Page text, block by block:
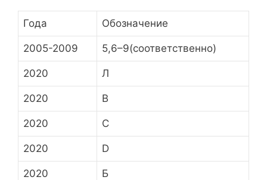
Года Обозначение
2005-2009 5,6–9(соответственно)
2020 Л
2020 В
2020 С
2020 D
2020 Б